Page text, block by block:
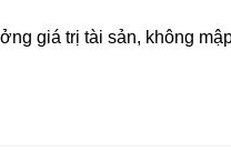
giá trị tài sản, không